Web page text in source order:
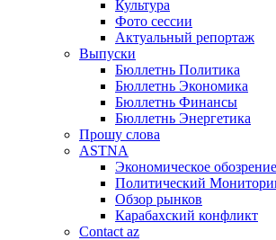
Культура
Фото сессии
Актуальный репортаж
Выпуски
Бюллетнь Политика
Бюллетнь Экономика
Бюллетнь Финансы
Бюллетнь Энергетика
Прошу слова
ASTNA
Экономическое обозрение
Политический
Обзор рынков
Карабахский конфликт
Contact az